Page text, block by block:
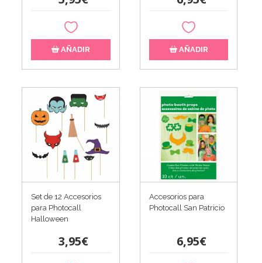
AÑADIR AÑADIR
Set de 12 Accesorios
para Photocall
Halloween
3,95€
Accesorios para
Photocall San Patricio
6,95€